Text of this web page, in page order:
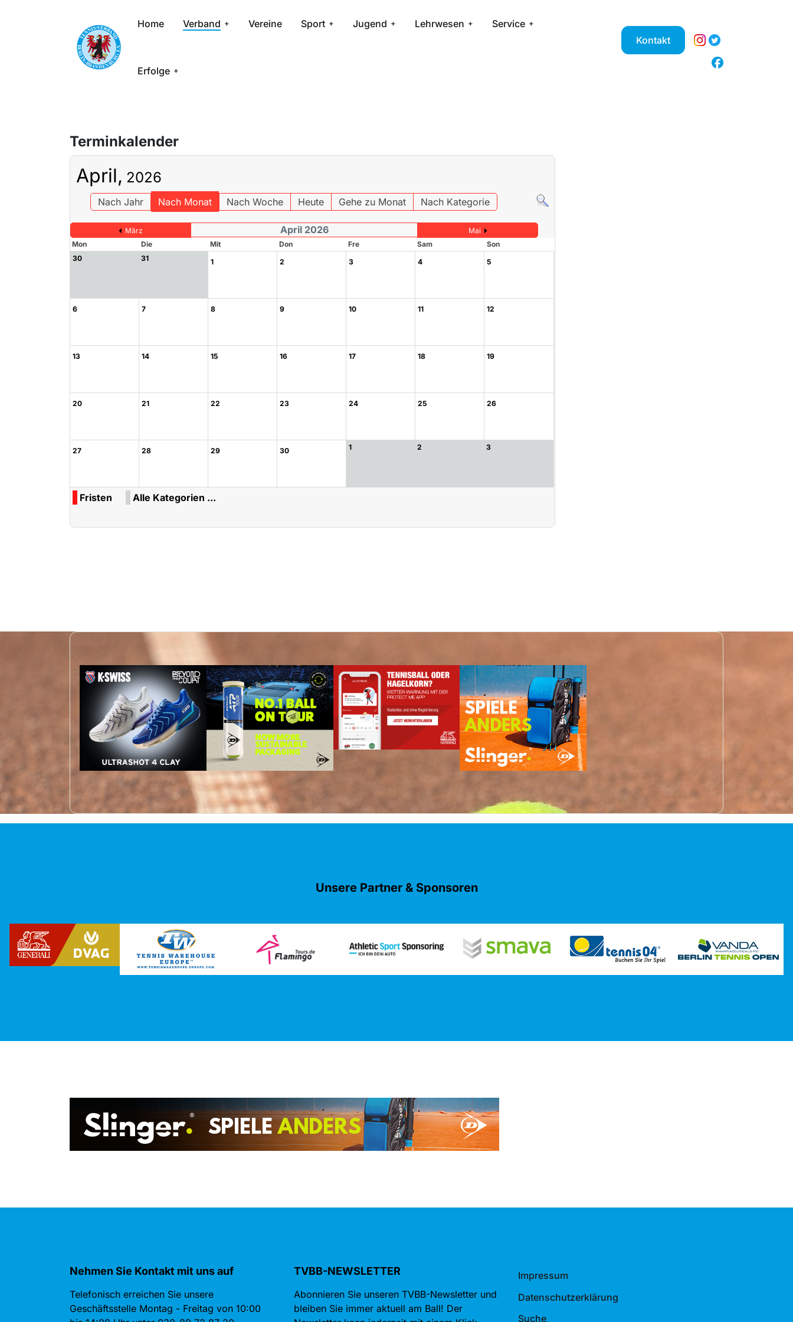
Home Verband Vereine Sport Jugend Lehrwesen Service
Erfolge
Kontakt
Terminkalender
April, 2026
Nach Jahr Nach Monat Nach Woche Heute Gehe zu Monat Nach Kategorie
März April 2026
Mai
Mon
Die Mit Don Fre Sam
Son
30
31 1 2 3 4 5
6 7 8 9 10 11 12
13 14 15 16 17 18 19
20 21 22 23 24 25 26
27 28 29 30 1 2 3
Fristen Alle Kategorien ...
Unsere Partner & Sponsoren
Nehmen Sie Kontakt mit uns auf
Telefonisch erreichen Sie unsere
Geschäftsstelle Montag - Freitag von 10:00
TVBB-NEWSLETTER
Abonnieren Sie unseren TVBB-Newsletter und
bleiben Sie immer aktuell am Ball! Der
Impressum
Datenschutzerklärung
Suche